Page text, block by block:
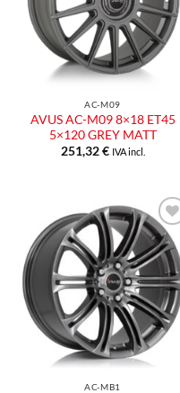
AC-M09
AVUS AC-M09 8×18 ET45
5×120 GREY MATT
251,32€ IVA incl.
Aggiungi
alla lista
dei
desideri
AC-MB1